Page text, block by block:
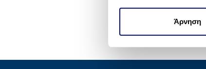
από μέρους σας χρήση
υ
Άρνηση